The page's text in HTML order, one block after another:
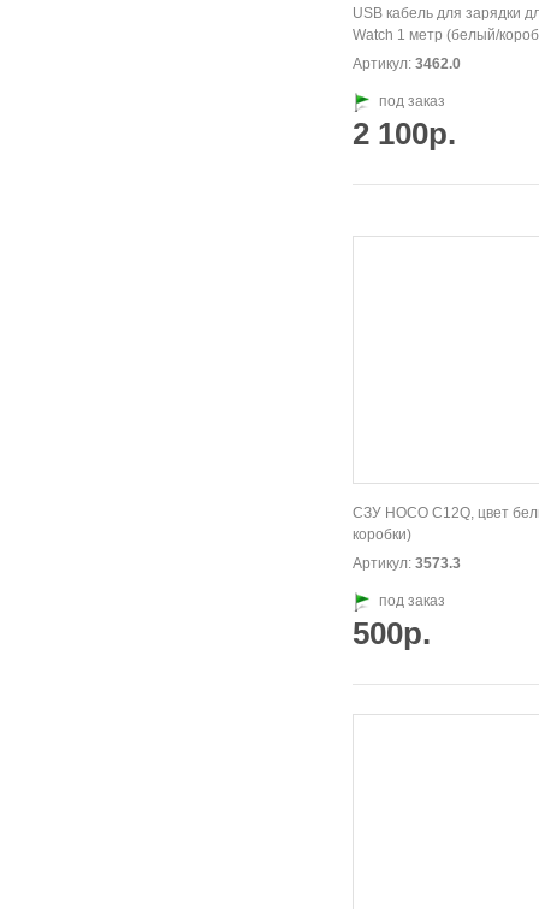
USB кабель для зарядки
Watch 1 метр (белый/
Артикул: 3462.0
под заказ
2 100р.
СЗУ HOCO C12Q, цвет
коробки)
Артикул: 3573.3
под заказ
500р.